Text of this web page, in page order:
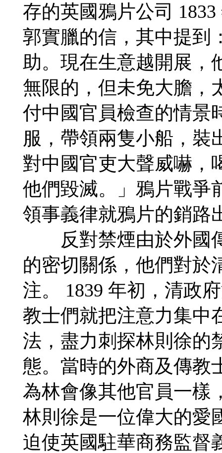
存的英國鴉片公司
郭實臘的信，其中提到
助。現在生意越開展，
無限的，但未免大膽，
付中國官員檢查的情景
服，帶領兩隻小船，裝
對中國官吏大聲威嚇，
他們毀滅。」鴉片戰爭
領事義律就鴉片的銷路
反對禁煙由於外國
的密切關係，他們對於
注。 1839 年初，清政
教士們就把注意力集中
法，盡力刺探林則徐的
態。當時的外商及傳教
為林會像其他官員一樣
林則徐是一位偉大的愛
迫使英國駐華商務監督